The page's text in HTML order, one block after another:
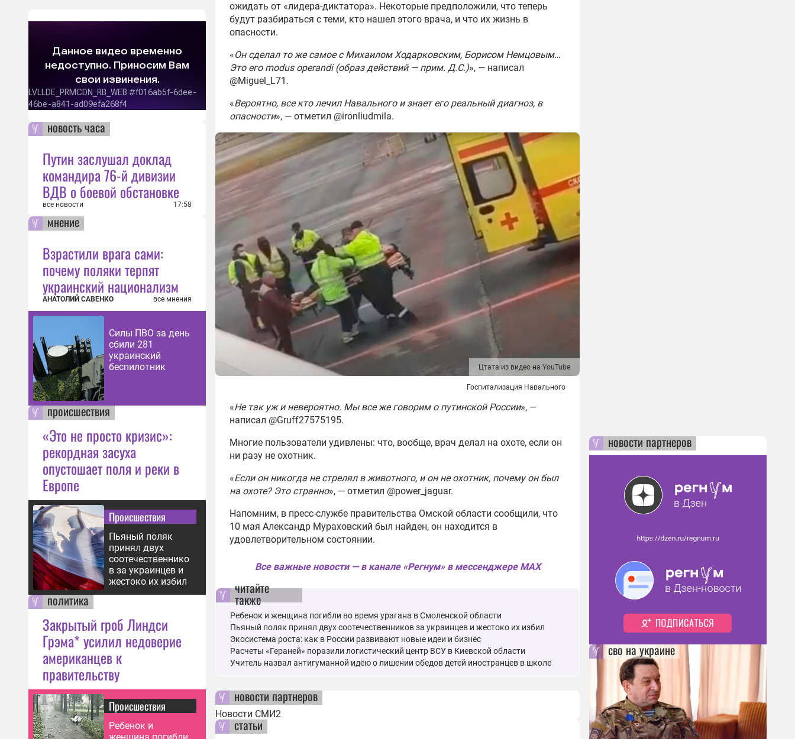
новость часа
Путин заслушал доклад
командира 76-й дивизии
ВДВ о боевой обстановке
все новости 17:58
мнение
Взрастили врага сами:
почему поляки терпят
украинский национализм
АНАТОЛИЙ САВЕНКО все мнения
Силы ПВО за день
сбили 281
украинский
беспилотник
происшествия
«Это не просто кризис»:
рекордная засуха
опустошает поля и реки в
Европе
Происшествия
Пьяный поляк
принял двух
соотечественнико
в за украинцев и
жестоко их избил
политика
Закрытый гроб Линдси
Грэма* усилил недоверие
американцев к
правительству
Происшествия
Ребенок и
ожидать от «лидера-диктатора». Некоторые предположили, что теперь
будут разбираться с теми, кто нашел этого врача, и что их жизнь в
опасности.
«Он сделал то же самое с Михаилом Ходарковским, Борисом Немцовым…
Это его modus operandi (образ действий — прим. Д.С.)», — написал
@Miguel_L71.
«Вероятно, все кто лечил Навального и знает его реальный диагноз, в
опасности», — отметил @ironliudmila.
Цтата из видео на YouTube
Госпитализация Навального
«Не так уж и невероятно. Мы все же говорим о путинской России», —
написал @Gruff27575195.
Многие пользователи удивлены: что, вообще, врач делал на охоте, если он
ни разу не охотник.
«Если он никогда не стрелял в животного, и он не охотник, почему он был
на охоте? Это странно», — отметил @power_jaguar.
Напомним, в пресс-службе правительства Омской области сообщили, что
10 мая Александр Мураховский был найден, он находится в
удовлетворительном состоянии.
Все важные новости — в канале «Регнум» в мессенджере MAX
читайте
также
Ребенок и женщина погибли во время урагана в Смоленской области
Пьяный поляк принял двух соотечественников за украинцев и жестоко их избил
Экосистема роста: как в России развивают новые идеи и бизнес
Расчеты «Гераней» поразили логистический центр ВСУ в Киевской области
Учитель назвал антигуманной идею о лишении обедов детей иностранцев в школе
новости партнеров
Новости СМИ2
статьи
новости партнеров
сво на украине